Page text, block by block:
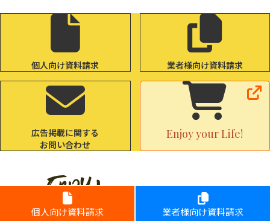
個人向け資料請求 業者様向け資料請求
広告掲載に関する
お問い合わせ
Enjoy your Life!
個人向け資料請求 業者様向け資料請求